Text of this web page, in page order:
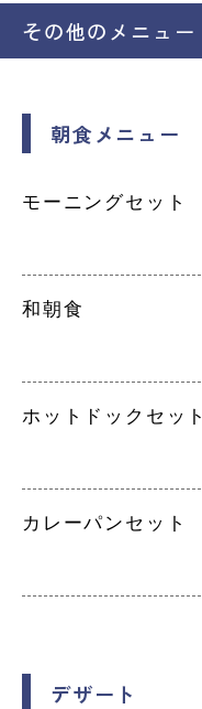
その他のメニュー
朝食メニュー
モーニングセット
和朝食
ホットドックセット
カレーパンセット
デザート